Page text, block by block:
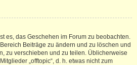
es, das Geschehen im Forum zu beobachten.
Beiträge zu ändern und zu löschen und
zu verschieben und zu teilen. Üblicherweise
„offtopic“, d. h. etwas nicht zum